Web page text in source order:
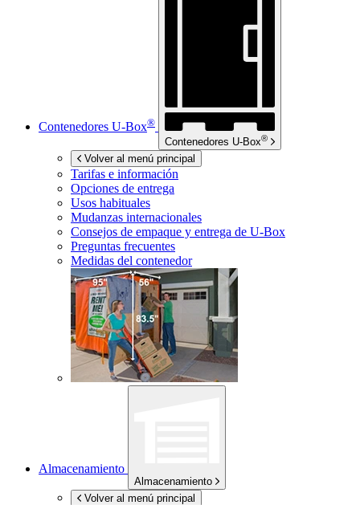
Contenedores U-Box®
Contenedores U-Box®
Volver al menú principal
Tarifas e información
Opciones de entrega
Usos habituales
Mudanzas internacionales
Consejos de empaque y entrega de U-Box
Preguntas frecuentes
Medidas del contenedor
Almacenamiento
Almacenamiento
Volver al menú principal